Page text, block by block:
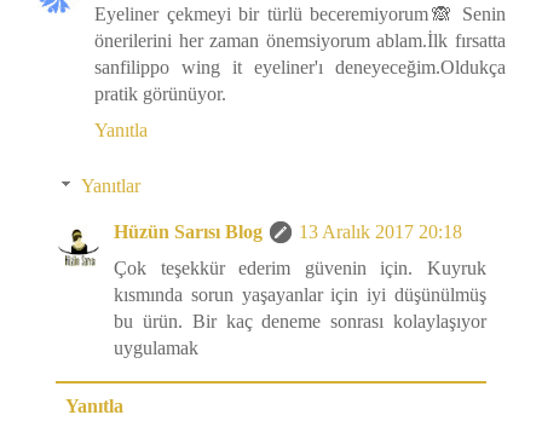
Eyeliner çekmeyi bir türlü beceremiyorum🙈 Senin
önerilerini her zaman önemsiyorum ablam.İlk fırsatta
sanfilippo wing it eyeliner'ı deneyeceğim.Oldukça
pratik görünüyor.
Yanıtla
Yanıtlar
Hüzün Sarısı Blog
13 Aralık 2017 20:18
Çok teşekkür ederim güvenin için. Kuyruk
kısmında sorun yaşayanlar için iyi düşünülmüş
bu ürün. Bir kaç deneme sonrası kolaylaşıyor
uygulamak
Yanıtla